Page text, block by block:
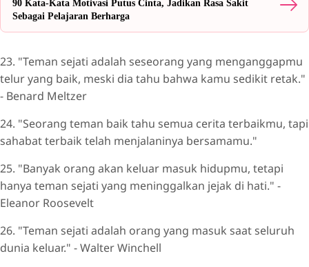
90 Kata-Kata Motivasi Putus Cinta, Jadikan Rasa Sakit
Sebagai Pelajaran Berharga
23. "Teman sejati adalah seseorang yang menganggapmu
telur yang baik, meski dia tahu bahwa kamu sedikit retak."
- Benard Meltzer
24. "Seorang teman baik tahu semua cerita terbaikmu, tapi
sahabat terbaik telah menjalaninya bersamamu."
25. "Banyak orang akan keluar masuk hidupmu, tetapi
hanya teman sejati yang meninggalkan jejak di hati." -
Eleanor Roosevelt
26. "Teman sejati adalah orang yang masuk saat seluruh
dunia keluar." - Walter Winchell